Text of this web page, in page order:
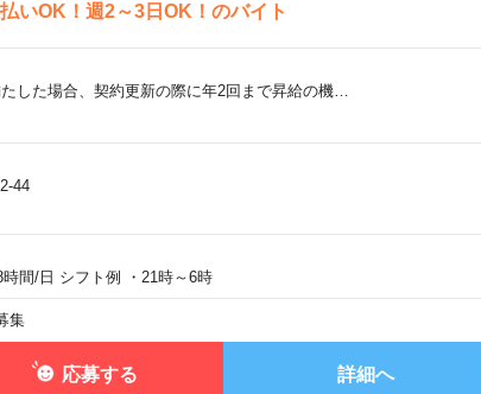
いOK！週2～3日OK！のバイト
した場合、契約更新の際に年2回まで昇給の機…
44
間/日 シフト例 ・21時～6時
集
応募する 詳細へ